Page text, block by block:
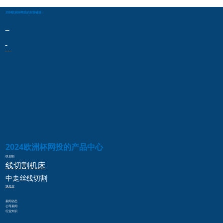
2024欧洲杯网投的友情链接：
2024欧洲杯网投的产品中心
线切割
线切割机床
中走丝线切割
快走丝
新闻动态
公司新闻
行业知识